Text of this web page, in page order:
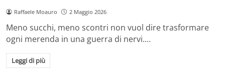
Raffaele Moauro 2 Maggio 2026
Meno succhi, meno scontri non vuol dire trasformare
ogni merenda in una guerra di nervi.…
Leggi di più